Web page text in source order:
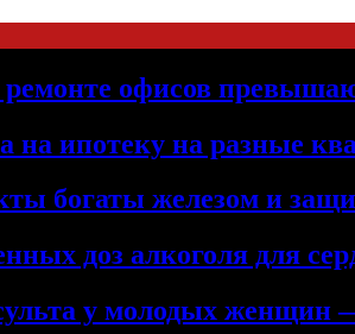
офисов
на ипотеку на разные
богаты железом и
доз алкоголя для
у молодых женщин